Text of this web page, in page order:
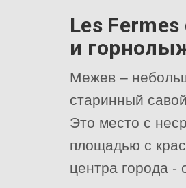
Les
и
Межев –
старинный
Это место с
площадью с
центра города -